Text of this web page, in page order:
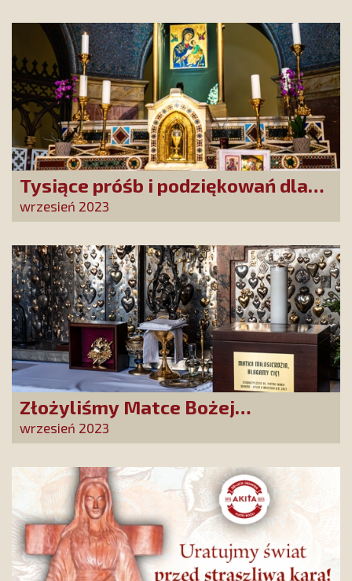
Tysiące próśb i podziękowań dla
Matki Bożej Nieustającej Pomocy!
wrzesień 2023
Złożyliśmy Matce Bożej
Ostrobramskiej pozłacane wotum
wrzesień 2023